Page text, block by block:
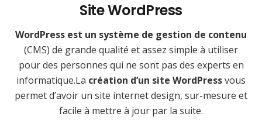
Site WordPress
WordPress est un système de gestion de contenu
(CMS) de grande qualité et assez simple à utiliser
pour des personnes qui ne sont pas des experts en
informatique.La création d’un site WordPressvous
permet d’avoir un site internet design, sur-mesure et
facile à mettre à jour par la suite.